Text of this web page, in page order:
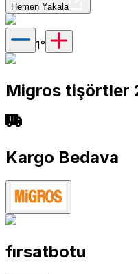
Hemen Yakala
1°
Migros tişörtler
Kargo Bedava
fırsatbotu